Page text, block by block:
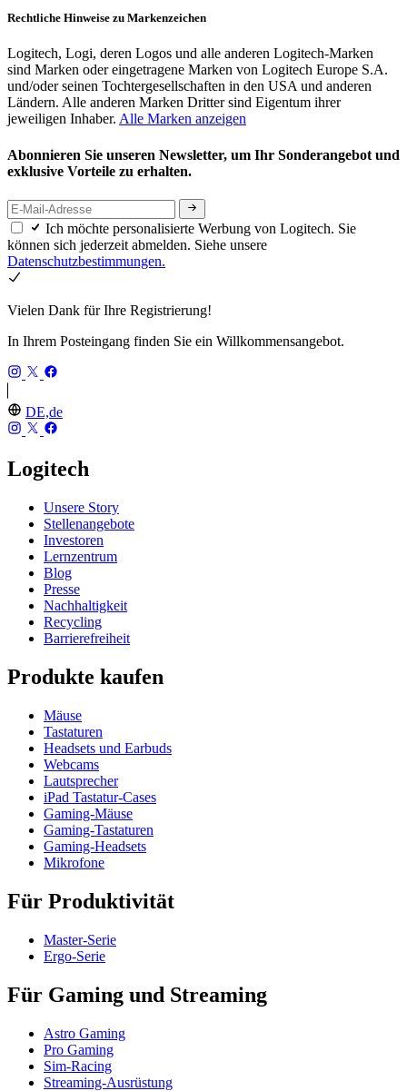
Rechtliche Hinweise zu Markenzeichen
Logitech, Logi, deren Logos und alle anderen Logitech-Marken
sind Marken oder eingetragene Marken von Logitech Europe S.A.
und/oder seinen Tochtergesellschaften in den USA und anderen
Ländern. Alle anderen Marken Dritter sind Eigentum ihrer
jeweiligen Inhaber. Alle Marken anzeigen
Abonnieren Sie unseren Newsletter, um Ihr Sonderangebot und
exklusive Vorteile zu erhalten.
Ich möchte personalisierte Werbung von Logitech. Sie
können sich jederzeit abmelden. Siehe unsere
Datenschutzbestimmungen.
Vielen Dank für Ihre Registrierung!
In Ihrem Posteingang finden Sie ein Willkommensangebot.
DE,de
Logitech
Unsere Story
Stellenangebote
Investoren
Lernzentrum
Blog
Presse
Nachhaltigkeit
Recycling
Barrierefreiheit
Produkte kaufen
Mäuse
Tastaturen
Headsets und Earbuds
Webcams
Lautsprecher
iPad Tastatur-Cases
Gaming-Mäuse
Gaming-Tastaturen
Gaming-Headsets
Mikrofone
Für Produktivität
Master-Serie
Ergo-Serie
Für Gaming und Streaming
Astro Gaming
Pro Gaming
Sim-Racing
Streaming-Ausrüstung